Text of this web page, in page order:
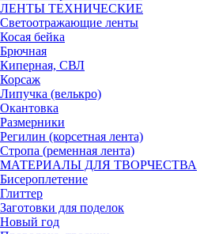
ЛЕНТЫ ТЕХНИЧЕСКИЕ
Светоотражающие ленты
Косая бейка
Брючная
Киперная, СВЛ
Корсаж
Липучка (велькро)
Окантовка
Размерники
Регилин (корсетная лента)
Стропа (ременная лента)
МАТЕРИАЛЫ ДЛЯ ТВОРЧЕСТВА
Бисероплетение
Глиттер
Заготовки для поделок
Новый год